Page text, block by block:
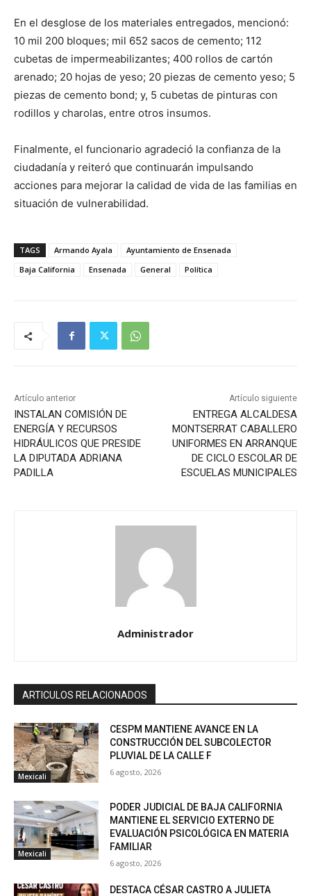
En el desglose de los materiales entregados, mencionó:
10 mil 200 bloques; mil 652 sacos de cemento; 112
cubetas de impermeabilizantes; 400 rollos de cartón
arenado; 20 hojas de yeso; 20 piezas de cemento yeso; 5
piezas de cemento bond; y, 5 cubetas de pinturas con
rodillos y charolas, entre otros insumos.
Finalmente, el funcionario agradeció la confianza de la
ciudadanía y reiteró que continuarán impulsando
acciones para mejorar la calidad de vida de las familias en
situación de vulnerabilidad.
TAGS Armando Ayala
Ayuntamiento de Ensenada
Baja California
Ensenada General Política
Artículo anterior
INSTALAN COMISIÓN DE
ENERGÍA Y RECURSOS
HIDRÁULICOS QUE PRESIDE
LA DIPUTADA ADRIANA
PADILLA
Artículo siguiente
ENTREGA ALCALDESA
MONTSERRAT CABALLERO
UNIFORMES EN ARRANQUE
DE CICLO ESCOLAR DE
ESCUELAS MUNICIPALES
Administrador
ARTICULOS RELACIONADOS
Mexicali
CESPM MANTIENE AVANCE EN LA
CONSTRUCCIÓN DEL SUBCOLECTOR
PLUVIAL DE LA CALLE F
6 agosto, 2026
Mexicali
PODER JUDICIAL DE BAJA CALIFORNIA
MANTIENE EL SERVICIO EXTERNO DE
EVALUACIÓN PSICOLÓGICA EN MATERIA
FAMILIAR
6 agosto, 2026
DESTACA CÉSAR CASTRO A JULIETA